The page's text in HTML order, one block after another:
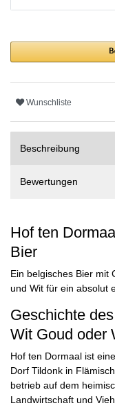
Wunschliste
Beschreibung
Bewertungen
Hof ten
Bier
Ein belgisches Bier mit
und Wit für ein absolut
Geschichte
Wit Goud oder
Hof ten Dormaal ist
Dorf Tildonk in
betrieb auf dem
Landwirtschaft und